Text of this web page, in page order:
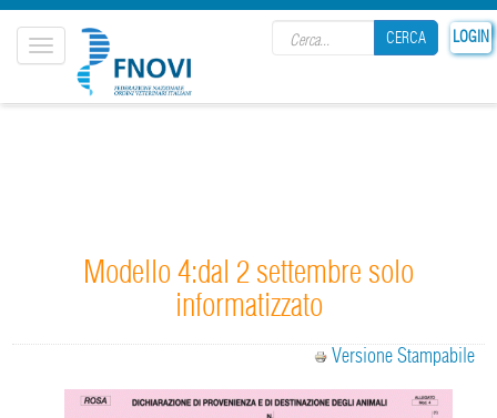
LOGIN
CERCA
Toggle
navigation
Modello 4:dal 2 settembre solo
informatizzato
Versione Stampabile